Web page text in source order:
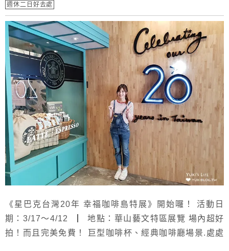
週休二日好去處
《星巴克台灣20年 幸福咖啡島特展》開始囉！ 活動日
期：3/17～4/12 ┃ 地點：華山藝文特區展覽 場內超好
拍！而且完美免費！ 巨型咖啡杯、經典咖啡廳場景.處處